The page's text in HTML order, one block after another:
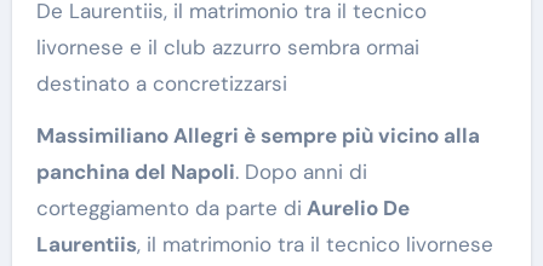
De Laurentiis, il matrimonio tra il tecnico
livornese e il club azzurro sembra ormai
destinato a concretizzarsi
Massimiliano Allegri è sempre più vicino alla
panchina del Napoli. Dopo anni di
corteggiamento da parte di Aurelio De
Laurentiis, il matrimonio tra il tecnico livornese